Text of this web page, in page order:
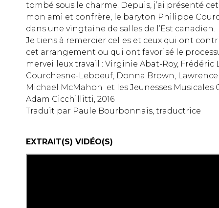
tombé sous le charme. Depuis, j’ai présenté
mon ami et confrère, le baryton Philippe
dans une vingtaine de salles de l’Est canadien.
Je tiens à remercier celles et ceux qui ont
cet arrangement ou qui ont favorisé le
merveilleux travail : Virginie Abat-Roy, Frédéric
Courchesne-Leboeuf, Donna Brown,
Michael McMahon et les Jeunesses Musicales
Adam Cicchillitti, 2016
Traduit par Paule Bourbonnais, traductrice
EXTRAIT(S) VIDÉO(S)